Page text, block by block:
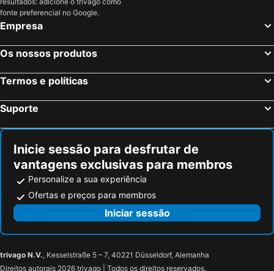
fonte preferencial no Google.
Empresa
Os nossos produtos
Termos e políticas
Suporte
Inicie sessão para desfrutar de
vantagens exclusivas para membros
Personalize a sua experiência
Ofertas e preços para membros
Iniciar sessão
trivago N.V., Kesselstraße 5 – 7, 40221 Düsseldorf, Alemanha
Direitos autorais 2026 trivago | Todos os direitos reservados.